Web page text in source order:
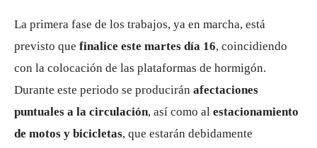
La primera fase de los trabajos, ya en marcha, está
previsto que finalice este martes día 16, coincidiendo
con la colocación de las plataformas de hormigón.
Durante este periodo se producirán afectaciones
puntuales a la circulación, así como al estacionamiento
de motos y bicicletas, que estarán debidamente